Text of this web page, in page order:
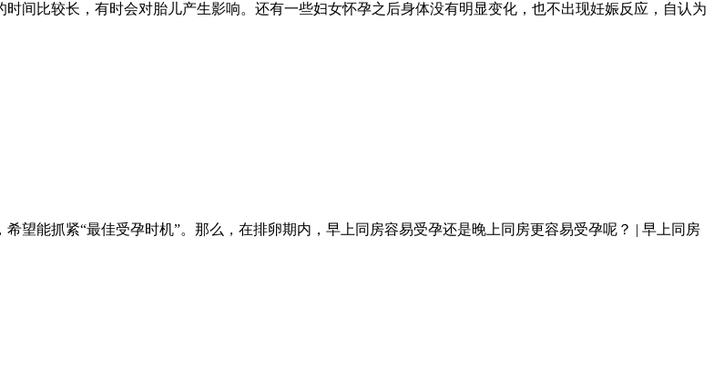
间比较长，有时会对胎儿产生影响。还有一些妇女怀孕之后身体没有明显变化，也不出现妊娠反应，自认为
望能抓紧“最佳受孕时机”。那么，在排卵期内，早上同房容易受孕还是晚上同房更容易受孕呢？ | 早上同房